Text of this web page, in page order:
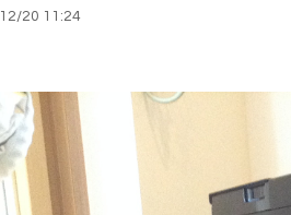
12/20 11:24